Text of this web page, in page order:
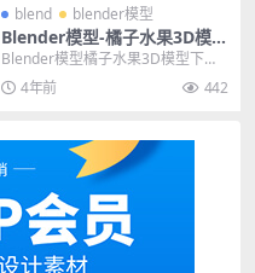
blend blender模型
Blender模型-橘子水果3D模型
下载 文件格式blend
Blender模型橘子水果3D模型下载
文件格式blend 其他推荐: Blen...
4年前 442